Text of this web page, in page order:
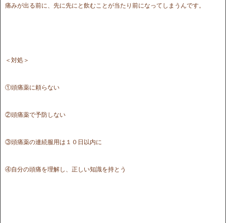
痛みが出る前に、先に先にと飲むことが当たり前になってしまうんです。
＜対処＞
①頭痛薬に頼らない
②頭痛薬で予防しない
③頭痛薬の連続服用は１０日以内に
④自分の頭痛を理解し、正しい知識を持とう